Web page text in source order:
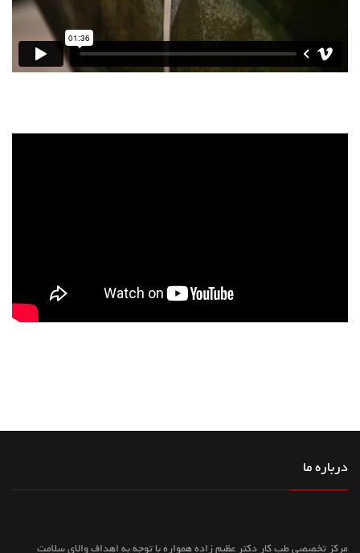
درباره ما
مرکز تخصصی طب کار دکتر عظیم زاده همواره با توجه به اهداف والای سلامت